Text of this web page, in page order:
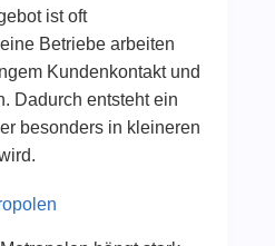
ist oft
Betriebe arbeiten
Kundenkontakt und
Dadurch entsteht ein
besonders in kleineren